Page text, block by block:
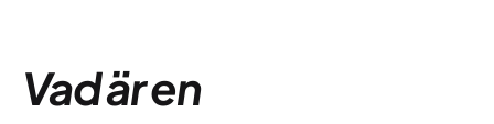
Vad är en